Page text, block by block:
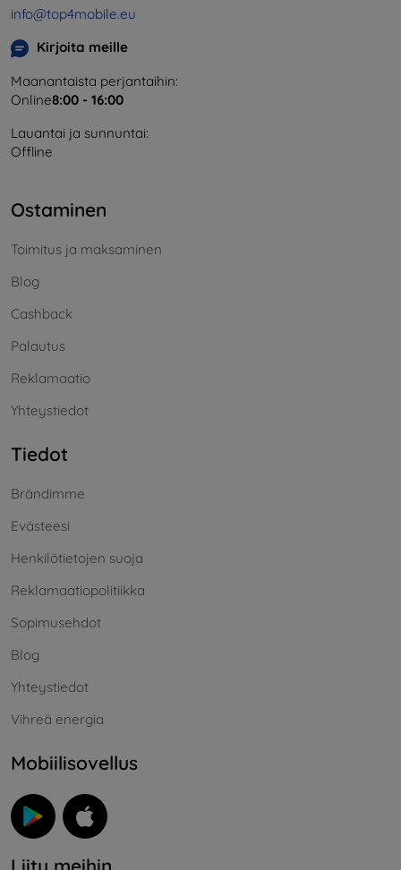
info@top4mobile.eu
Kirjoita meille
Maanantaista perjantaihin:
Online8:00 - 16:00
Lauantai ja sunnuntai:
Offline
Ostaminen
Toimitus ja maksaminen
Blog
Cashback
Palautus
Reklamaatio
Yhteystiedot
Tiedot
Brändimme
Evästeesi
Henkilötietojen suoja
Reklamaatiopolitiikka
Sopimusehdot
Blog
Yhteystiedot
Vihreä energia
Mobiilisovellus
Liity meihin